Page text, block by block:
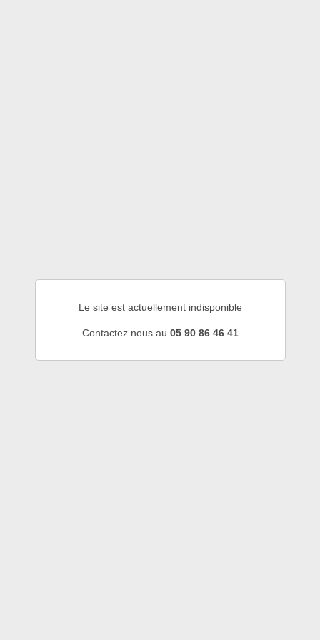
Le site est actuellement indisponible
Contactez nous au 05 90 86 46 41